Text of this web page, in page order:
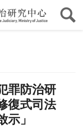
罪防治研
復式司法
示」